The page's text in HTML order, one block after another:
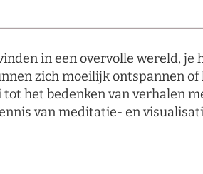
in een overvolle wereld, je
zich moeilijk ontspannen of
het bedenken van verhalen
van meditatie- en